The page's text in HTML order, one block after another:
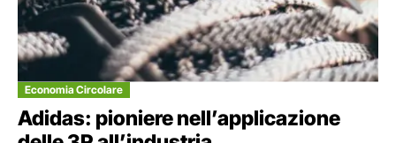
Economia Circolare
Adidas: pioniere nell’applicazione